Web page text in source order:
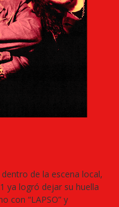
de la escena local,
ya logró dejar su huella
con “LAPSO” y